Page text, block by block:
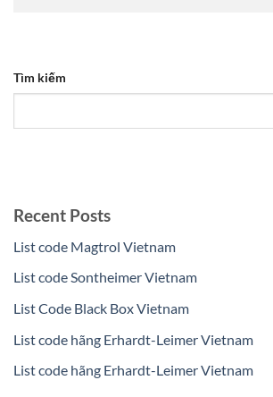
Tìm kiếm
Recent Posts
List code Magtrol Vietnam
List code Sontheimer Vietnam
List Code Black Box Vietnam
List code hãng Erhardt-Leimer Vietnam
List code hãng Erhardt-Leimer Vietnam